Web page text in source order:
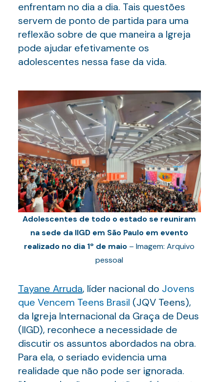
enfrentam no dia a dia. Tais questões
servem de ponto de partida para uma
reflexão sobre de que maneira a Igreja
pode ajudar efetivamente os
adolescentes nessa fase da vida.
Adolescentes de todo o estado se reuniram
na sede da IIGD em São Paulo em evento
realizado no dia 1º de maio – Imagem: Arquivo
pessoal
Tayane Arruda, líder nacional do Jovens
que Vencem Teens Brasil (JQV Teens),
da Igreja Internacional da Graça de Deus
(IIGD), reconhece a necessidade de
discutir os assuntos abordados na obra.
Para ela, o seriado evidencia uma
realidade que não pode ser ignorada.